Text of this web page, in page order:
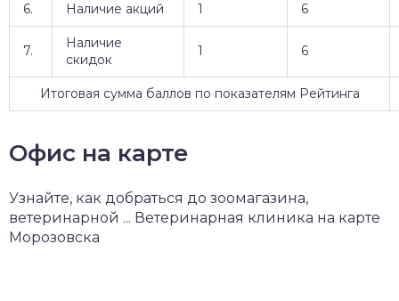
6. Наличие акций 1 6
7.
Наличие
скидок
1 6
Итоговая сумма баллов по показателям Рейтинга
Офис на карте
Узнайте, как добраться до зоомагазина,
ветеринарной ... Ветеринарная клиника на карте
Морозовска